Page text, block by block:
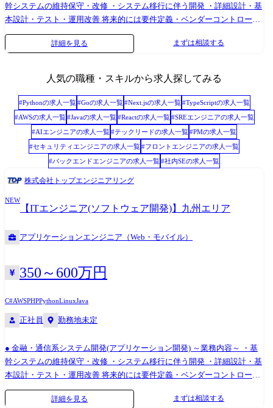
関係無く、議論をしながらより良い製品づくりに努めています。 組織構
成 約25名が在籍しています。20代・30代の社員が多いです。 変更の範
囲:会社の定める業務
幹システムの維持保守・改修 ・システム移行に伴う開発 ・詳細設計・基
本設計・テスト・運用改善 将来的には要件定義・ベンダーコントロー
ル・PM/PLへステップアップ可能! ～使用技術例(※いずれかの経験があ
れば歓迎)～ Java/C#/Python/Oracle/Linux/AWS など ● 情報システム部門
ステムの開発・維持保守 ・RPA・スクリプトなどの業務効率化ツール開
発 ・システム管理、運用改善、セキュリティ対応 多様な技術に触れなが
ら、幅広い領域でスキルを伸ばせます! ～使用技術例(※いずれかの経験
があれば歓迎)～ Java/VB.NET/C++/C♯/COBOL/PL/SQL/RPA/AWS・Azure/
生成AIツール など プロジェクト紹介 ①勤怠管理・経費精算システムな
どWebシステムの エンハンス及びマイグレーション ●業務内容 PHP、
Laravel、Javascript、Java によるWebシステム開発 ●活かせるスキル/ご経
験 ・HP(Laravel)での開発経験 ・Java、Javascriptでの開発経験 ・詳細設
計以降の経験 ●勤務地 大阪府北浜 ②Salesforce 開発・導入 ●業務内容 ・
計、開発、テスト、導入支援 ●活かせるご経験/スキル ・WEBシステム開
・Apex+Visualforceでの開発経験 etc. ●勤務地 大阪府 肥後橋
詳細を見る まずは相談する
人気の職種・スキルから求人探してみる
#Pythonの求人一覧 #Goの求人一覧 #Next.jsの求人一覧 #TypeScriptの求人一覧
#AWSの求人一覧 #Javaの求人一覧 #Reactの求人一覧 #SREエンジニアの求人一覧
#AIエンジニアの求人一覧#テックリードの求人一覧#PMの求人一覧
#セキュリティエンジニアの求人一覧#フロントエンジニアの求人一覧
#バックエンドエンジニアの求人一覧#社内SEの求人一覧
株式会社トップエンジニアリング
NEW
【ITエンジニア(ソフトウェア開発)】九州エリア
アプリケーションエンジニア（Web・モバイル）
350～600万円
C#AWSPHPPythonLinuxJava
正社員 勤務地未定
● 金融・通信系システム開発(アプリケーション開発) ～業務内容～ ・基
幹システムの維持保守・改修 ・システム移行に伴う開発 ・詳細設計・基
本設計・テスト・運用改善 将来的には要件定義・ベンダーコントロー
ル・PM/PLへステップアップ可能! ～使用技術例(※いずれかの経験があ
れば歓迎)～ Java/C#/Python/Oracle/Linux/AWS など ● 情報システム部門
詳細を見る まずは相談する